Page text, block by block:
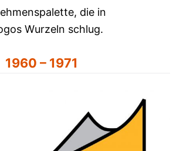
die in
Wurzeln schlug.
1960 – 1971